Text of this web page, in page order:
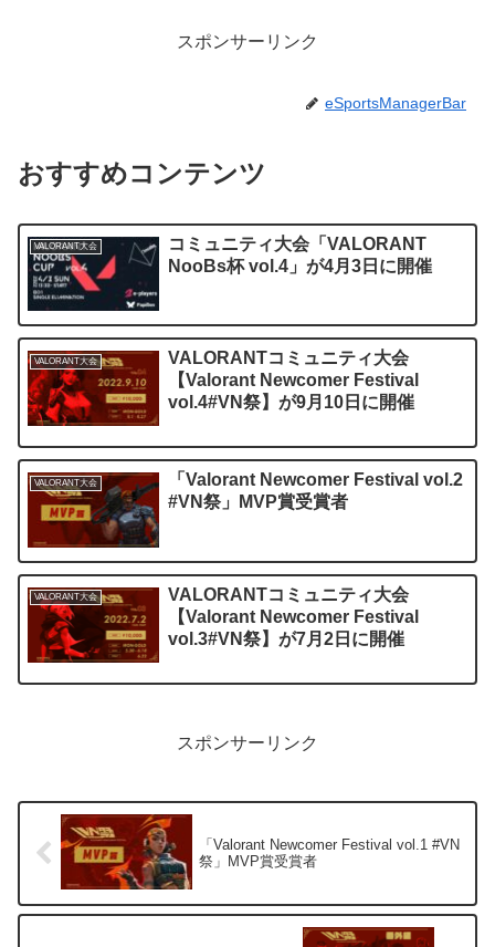
スポンサーリンク
eSportsManagerBar
おすすめコンテンツ
VALORANT大会
コミュニティ大会「VALORANT
NooBs杯 vol.4」が4月3日に開催
VALORANT大会
VALORANTコミュニティ大会
【Valorant Newcomer Festival
vol.4#VN祭】が9月10日に開催
VALORANT大会
「Valorant Newcomer Festival vol.2
#VN祭」MVP賞受賞者
VALORANT大会
VALORANTコミュニティ大会
【Valorant Newcomer Festival
vol.3#VN祭】が7月2日に開催
スポンサーリンク
「Valorant Newcomer Festival vol.1 #VN
祭」MVP賞受賞者